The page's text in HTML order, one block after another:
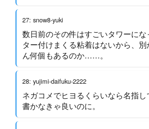
27: snow8-yuki
数日前のその件はすごいタワーにな
ター付けまくる粘着はないから、
ん何個もあるのか……。
28: yujimi-daifuku-2222
ネガコメでヒヨるくらいなら名指
書かなきゃ良いのに。